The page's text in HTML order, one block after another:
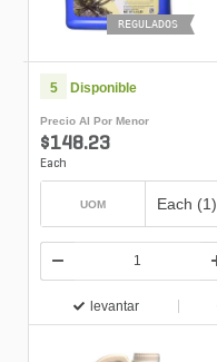
REGULADOS
5 Disponible
Precio Al Por Menor
$148.23
Each
UOM Each (1)
levantar